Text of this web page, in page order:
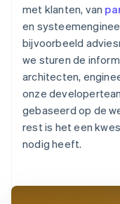
met klanten, van
en
bijvoorbeeld
we sturen de
architecten,
onze
gebaseerd op de
rest is het een
nodig heeft.